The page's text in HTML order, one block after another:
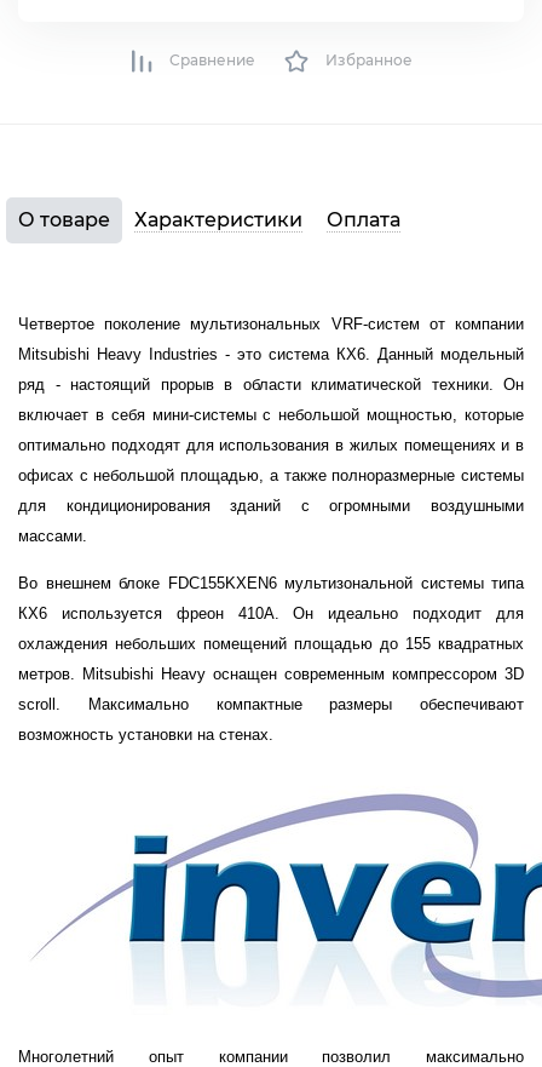
Сравнение Избранное
О товаре Характеристики Оплата
Четвертое поколение мультизональных VRF-систем от компании
Mitsubishi Heavy Industries - это система КХ6. Данный модельный
ряд - настоящий прорыв в области климатической техники. Он
включает в себя мини-системы с небольшой мощностью, которые
оптимально подходят для использования в жилых помещениях и в
офисах с небольшой площадью, а также полноразмерные системы
для кондиционирования зданий с огромными воздушными
массами.
Во внешнем блоке FDC155KXEN6 мультизональной системы типа
КХ6 используется фреон 410А. Он идеально подходит для
охлаждения небольших помещений площадью до 155 квадратных
метров. Mitsubishi Heavy оснащен современным компрессором 3D
scroll. Максимально компактные размеры обеспечивают
возможность установки на стенах.
Многолетний опыт компании позволил максимально